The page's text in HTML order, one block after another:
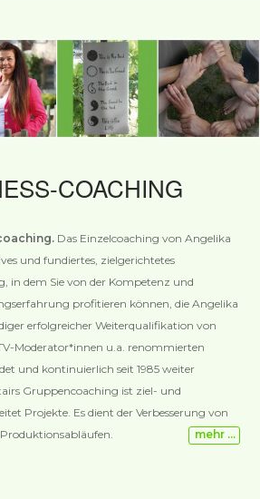
COACHING
Das Einzelcoaching von Angelika
und fundiertes, zielgerichtetes
in dem Sie von der Kompetenz und
profitieren können, die Angelika
erfolgreicher Weiterqualifikation von
Moderator*innen u.a. renommierten
und kontinuierlich seit 1985 weiter
Gruppencoaching ist ziel- und
Projekte. Es dient der Verbesserung von
mehr …